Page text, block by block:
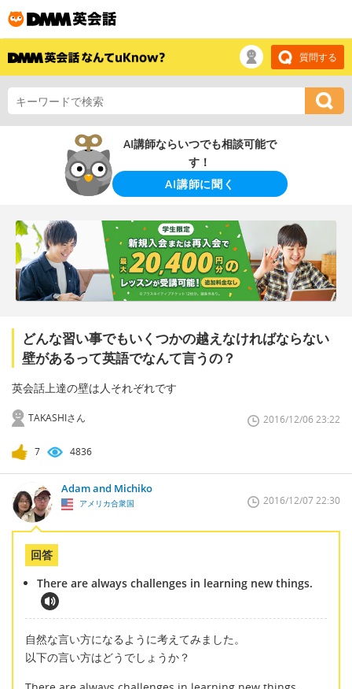
質問する
AI講師ならいつでも相談可能で
す！
AI講師に聞く
どんな習い事でもいくつかの越えなければならない
壁があるって英語でなんて言うの？
英会話上達の壁は人それぞれです
TAKASHIさん 2016/12/06 23:22
7 4836
Adam and Michiko
アメリカ合衆国 2016/12/07 22:30
回答
There are always challenges in learning new things.
自然な言い方になるように考えてみました。
以下の言い方はどうでしょうか？